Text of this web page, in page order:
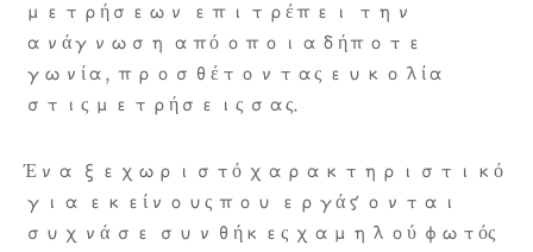
μετρήσεων επιτρέπει την
ανάγνωση από οποιαδήποτε
γωνία, προσθέτοντας ευκολία
στις μετρήσεις σας.
Ένα ξεχωριστό χαρακτηριστικό
για εκείνους που εργάζονται
συχνά σε συνθήκες χαμηλού φωτός